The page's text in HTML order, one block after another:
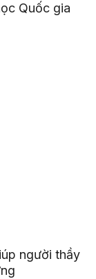
Quốc gia
người thầy